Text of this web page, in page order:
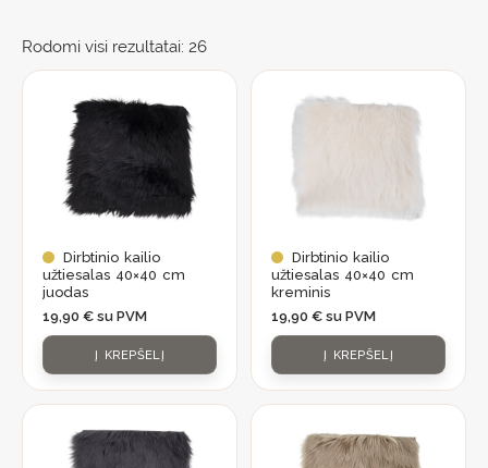
Rodomi visi rezultatai: 26
Dirbtinio kailio
užtiesalas 40×40 cm
juodas
19,90 € su PVM
Į KREPŠELĮ
Dirbtinio kailio
užtiesalas 40×40 cm
kreminis
19,90 € su PVM
Į KREPŠELĮ